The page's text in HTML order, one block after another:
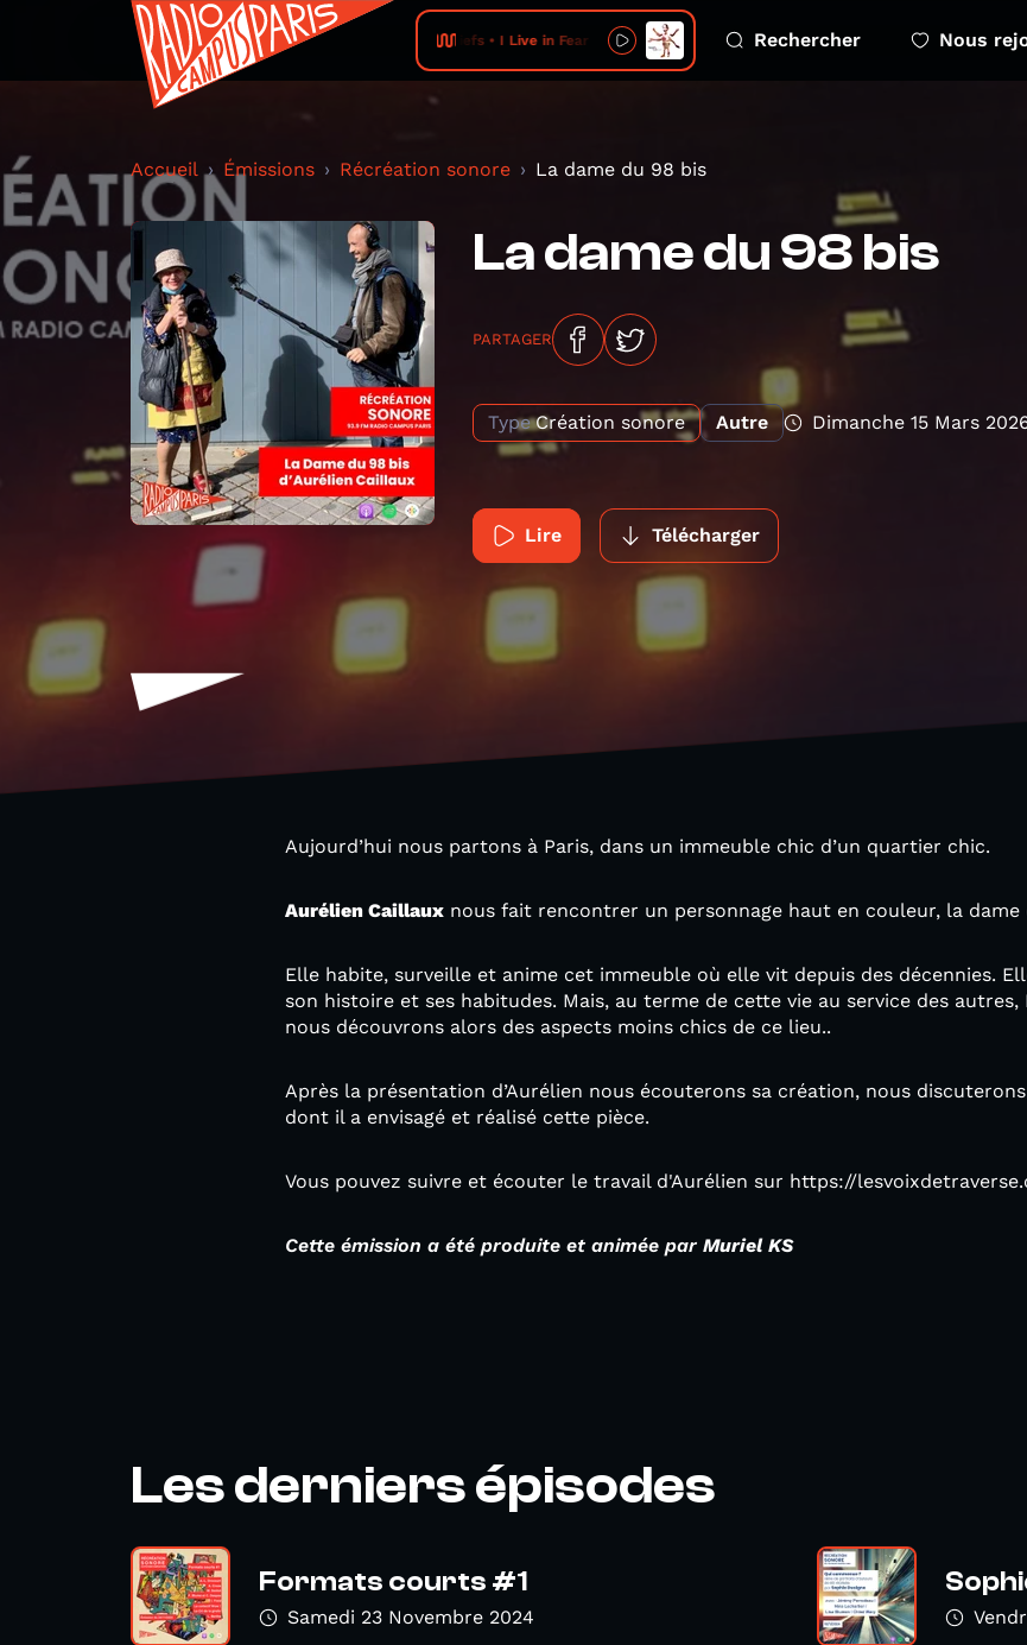
Thiefs • I Live in Fear Rechercher Nous
Accueil Émissions Récréation sonore La dame du 98 bis
La dame du 98 bis
PARTAGER
Type Création sonore Autre Dimanche 15 Mars
Lire Télécharger
Aujourd’hui nous partons à Paris, dans un immeuble chic d’un quartier chic.
Aurélien Caillaux nous fait rencontrer un personnage haut en couleur, la dame
Elle habite, surveille et anime cet immeuble où elle vit depuis des décennies.
son histoire et ses habitudes. Mais, au terme de cette vie au service des
nous découvrons alors des aspects moins chics de ce lieu..
Après la présentation d’Aurélien nous écouterons sa création, nous
dont il a envisagé et réalisé cette pièce.
Vous pouvez suivre et écouter le travail d'Aurélien sur https://
Cette émission a été produite et animée par Muriel KS
Les derniers épisodes
Formats courts #1
Samedi 23 Novembre 2024